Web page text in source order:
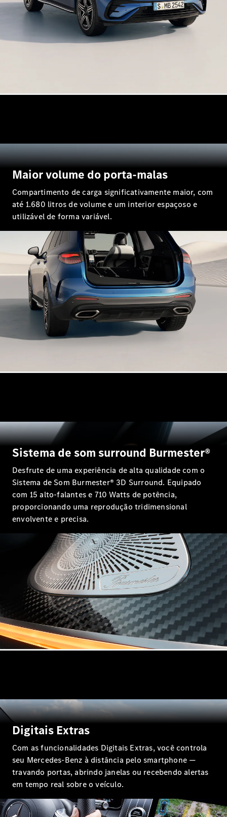
Todos os
SUVs
GLC Coupé
Configurador
Test drive
Showroom
Online
Hatchback
Classe A
Hatchback
Configurador
Test drive
Showroom
Todos os
Coupés
CLA Coupé
Mercedes-
AMG GT
Coupé
Mercedes-
AMG GT 4
portas
Configurador
Test drive
Showroom
Online
Cabriolets / Roadster
Mercedes-
AMG SL
Roadster
Configurador
Test drive
Showroom
Online
Maior volume do porta-malas
Compartimento de carga significativamente maior, com
até 1.680 litros de volume e um interior espaçoso e
utilizável de forma variável.
Sistema de som surround Burmester®
Desfrute de uma experiência de alta qualidade com o
Sistema de Som Burmester® 3D Surround. Equipado
com 15 alto-falantes e 710 Watts de potência,
proporcionando uma reprodução tridimensional
envolvente e precisa.
Digitais Extras
Com as funcionalidades Digitais Extras, você controla
seu Mercedes-Benz à distância pelo smartphone —
travando portas, abrindo janelas ou recebendo alertas
em tempo real sobre o veículo.